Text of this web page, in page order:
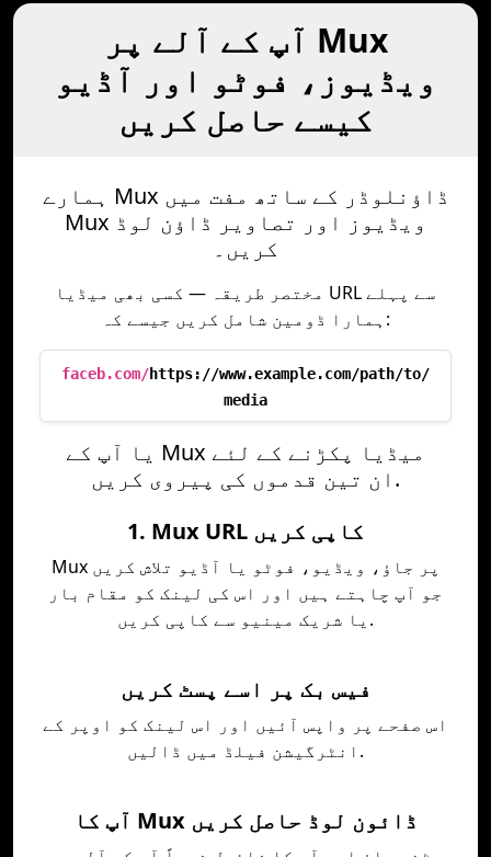
آپ کے آلے پر Mux
ویڈیوز، فوٹو اور آڈیو
کیسے حاصل کریں
ہمارے Mux ڈاؤنلوڈر کے ساتھ مفت میں
Mux ویڈیوز اور تصاویر ڈاؤن لوڈ
کریں۔
مختصر طریقہ — کسی بھی میڈیا URL سے پہلے
ہمارا ڈومین شامل کریں جیسے کہ:
faceb.com/https://www.example.com/path/to/
media
یا آپ کے Mux میڈیا پکڑنے کے لئے
ان تین قدموں کی پیروی کریں.
1. Mux URL کاپی کریں
Mux پر جاؤ، ویڈیو، فوٹو یا آڈیو تلاش کریں
جو آپ چاہتے ہیں اور اس کی لینک کو مقام بار
یا شریک مینیو سے کاپی کریں.
فیس بک پر اسے پسٹ کریں
اس صفحے پر واپس آئیں اور اس لینک کو اوپر کے
انٹرگیشن فیلڈ میں ڈالیں.
آپ کا Mux ڈائون لوڈ حاصل کریں